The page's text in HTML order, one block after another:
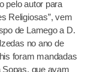
pelo autor para
Religiosas”, vem
de Lamego a D.
no ano de
foram mandadas
que ayam